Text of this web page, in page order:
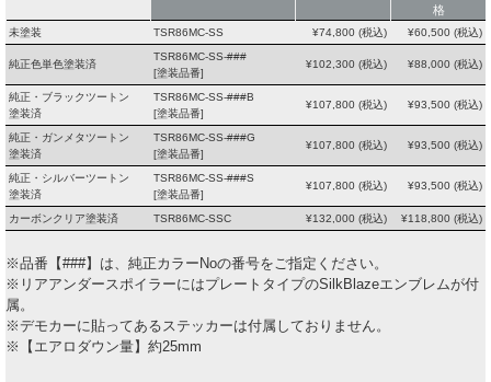
格
未塗装 TSR86MC-SS ¥74,800 (税込) ¥60,500 (税込)
純正色単色塗装済
TSR86MC-SS-###
[塗装品番]
¥102,300 (税込) ¥88,000 (税込)
純正・ブラックツートン
塗装済
TSR86MC-SS-###B
[塗装品番]
¥107,800 (税込) ¥93,500 (税込)
純正・ガンメタツートン
塗装済
TSR86MC-SS-###G
[塗装品番]
¥107,800 (税込) ¥93,500 (税込)
純正・シルバーツートン
塗装済
TSR86MC-SS-###S
[塗装品番]
¥107,800 (税込) ¥93,500 (税込)
カーボンクリア塗装済 TSR86MC-SSC ¥132,000 (税込) ¥118,800 (税込)
※品番【###】は、純正カラーNoの番号をご指定ください。
※リアアンダースポイラーにはプレートタイプのSilkBlazeエンブレムが付
属。
※デモカーに貼ってあるステッカーは付属しておりません。
※【エアロダウン量】約25mm